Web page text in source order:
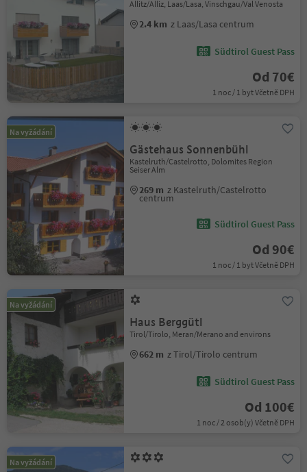
Allitz/Alliz, Laas/Lasa, Vinschgau/Val Venosta
2.4 km z Laas/Lasa centrum
Südtirol Guest Pass
Od 70€
1 noc / 1 byt Včetně DPH
Na vyžádání
Gästehaus Sonnenbühl
Kastelruth/Castelrotto, Dolomites Region
Seiser Alm
269 m z Kastelruth/Castelrotto
centrum
Südtirol Guest Pass
Od 90€
1 noc / 1 byt Včetně DPH
Na vyžádání
Haus Berggütl
Tirol/Tirolo, Meran/Merano and environs
662 m z Tirol/Tirolo centrum
Südtirol Guest Pass
Od 100€
1 noc / 2 osob(y) Včetně DPH
Na vyžádání